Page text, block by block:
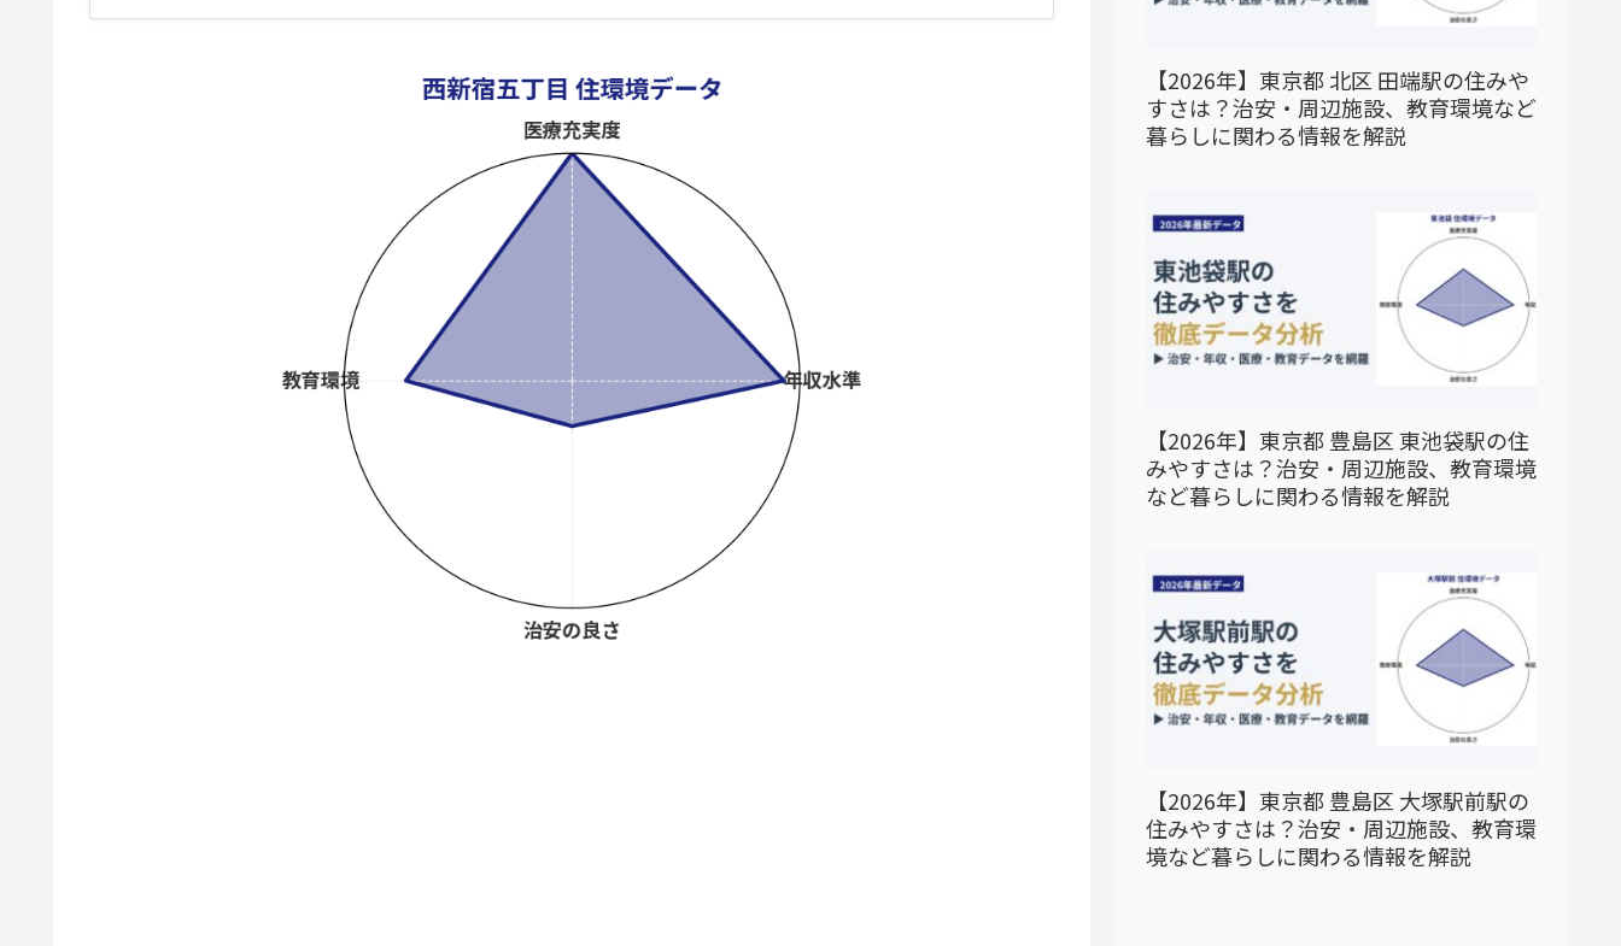
【2026年】東京都 北区 田端駅の住みや
すさは？治安・周辺施設、教育環境など
暮らしに関わる情報を解説
【2026年】東京都 豊島区 東池袋駅の住
みやすさは？治安・周辺施設、教育環境
など暮らしに関わる情報を解説
【2026年】東京都 豊島区 大塚駅前駅の
住みやすさは？治安・周辺施設、教育環
境など暮らしに関わる情報を解説